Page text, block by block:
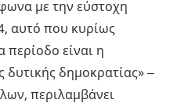
με την εύστοχη
αυτό που κυρίως
περίοδο είναι η
δημοκρατίας» ‒
περιλαμβάνει